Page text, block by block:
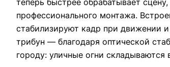
теперь быстрее обрабатывает
профессионального монтажа.
стабилизируют кадр при движении
трибун — благодаря оптической
городу: уличные огни